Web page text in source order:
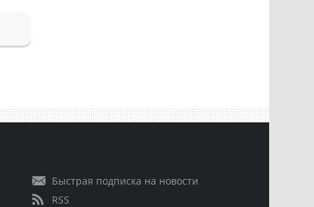
Быстрая подписка на новости
RSS